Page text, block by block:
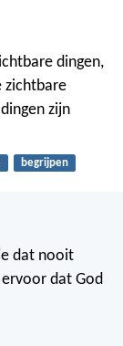
dingen,
zichtbare
zijn
begrijpen
dat nooit
ervoor dat God